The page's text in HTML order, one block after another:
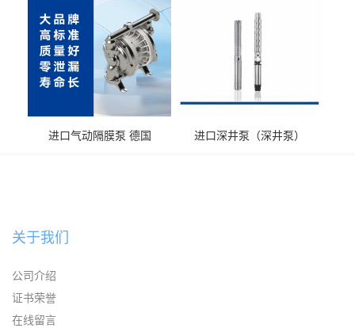
进口气动隔膜泵 德国
进口深井泵（深井泵）
关于我们
公司介绍
证书荣誉
在线留言